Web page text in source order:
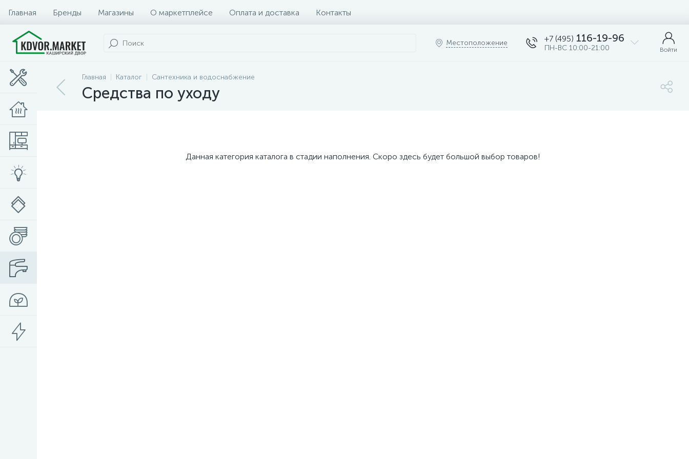
Главная Бренды Магазины О маркетплейсе Оплата и доставка Контакты
Местоположение +7 (495) 116-19-96
ПН-ВС 10:00-21:00 Войти
Главная Каталог Сантехника и водоснабжение
Средства по уходу
Данная категория каталога в стадии наполнения. Скоро здесь будет большой выбор товаров!